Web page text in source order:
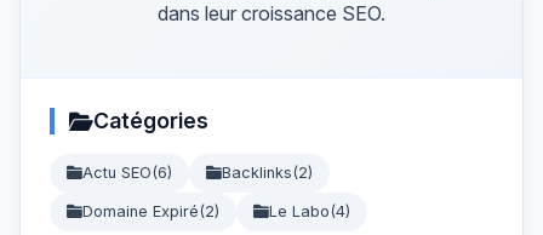
dans leur croissance SEO.
Catégories
Actu SEO(6) Backlinks(2)
Domaine Expiré(2) Le Labo(4)